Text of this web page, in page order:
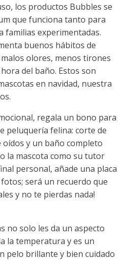
los productos Bubbles se
que funciona tanto para
familias experimentadas.
buenos hábitos de
olores, menos tirones
del baño. Estos son
en navidad, nuestra
regala un bono para
peluquería felina: corte de
y un baño completo
la mascota como su tutor
personal, añade una placa
será un recuerdo que
y no te pierdas nada!
no solo les da un aspecto
la temperatura y es un
pelo brillante y bien cuidado